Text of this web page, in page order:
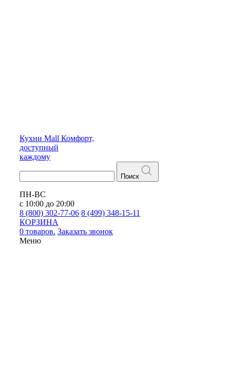
Кухни Mall Комфорт,
доступный
каждому
Поиск
ПН-ВС
с 10:00 до 20:00
8 (800) 302-77-06 8 (499) 348-15-11
КОРЗИНА
0 товаров. Заказать звонок
Меню